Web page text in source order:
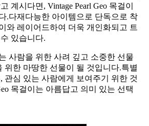
계시다면, Vintage Pearl Geo 목걸이
.다재다능한 아이템으로 단독으로 착
와 레이어드하여 더욱 개인화되고 트
있습니다.
사람을 위한 사려 깊고 소중한 선물
위한 마땅한 선물이 될 것입니다.특별
관심 있는 사람에게 보여주기 위한 것
목걸이는 아름답고 의미 있는 선택